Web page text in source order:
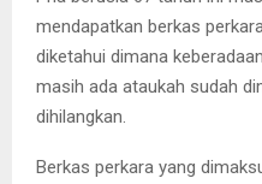
mendapatkan berkas
diketahui dimana
masih ada ataukah sudah
dihilangkan.
Berkas perkara yang